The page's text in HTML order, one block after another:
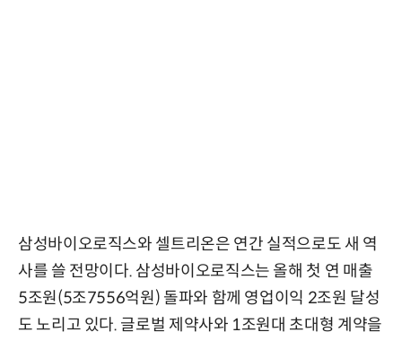
삼성바이오로직스와 셀트리온은 연간 실적으로도 새 역
사를 쓸 전망이다. 삼성바이오로직스는 올해 첫 연 매출
5조원(5조7556억원) 돌파와 함께 영업이익 2조원 달성
도 노리고 있다. 글로벌 제약사와 1조원대 초대형 계약을